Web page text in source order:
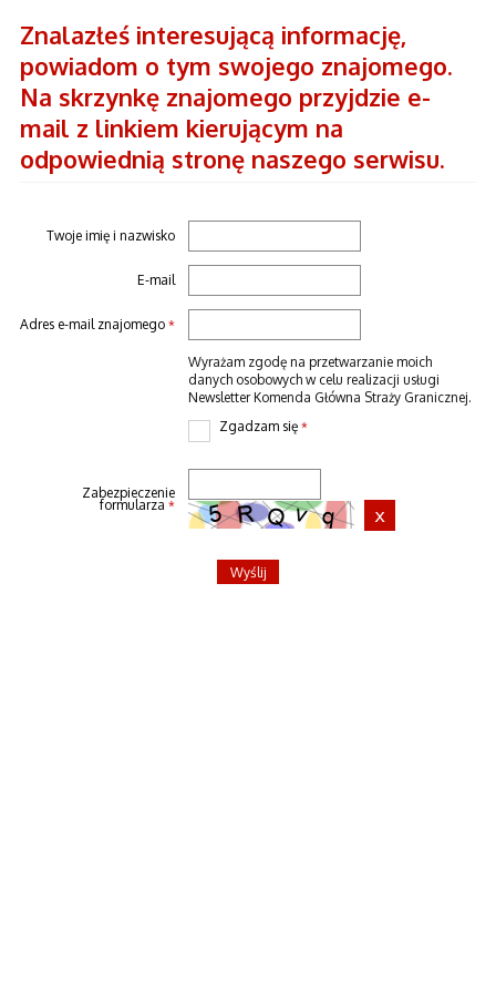
Znalazłeś interesującą informację,
powiadom o tym swojego znajomego.
Na skrzynkę znajomego przyjdzie e-
mail z linkiem kierującym na
odpowiednią stronę naszego serwisu.
Twoje imię i nazwisko
E-mail
Adres e-mail znajomego*
Wyrażam zgodę na przetwarzanie moich
danych osobowych w celu realizacji usługi
Newsletter Komenda Główna Straży Granicznej.
Zgadzam się*
Zabezpieczenie
formularza*